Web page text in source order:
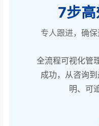
7步
专人跟进，确
全流程可视化管
成功，从咨询
明、可